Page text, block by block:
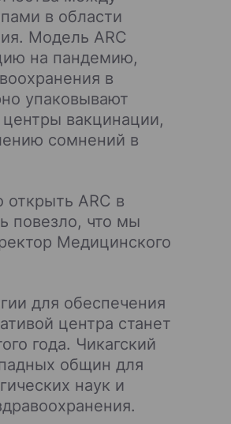
в области
Модель ARC
на пандемию,
в
упаковывают
вакцинации,
сомнений в
открыть ARC в
повезло, что мы
Медицинского
для обеспечения
центра станет
года. Чикагский
общин для
наук и